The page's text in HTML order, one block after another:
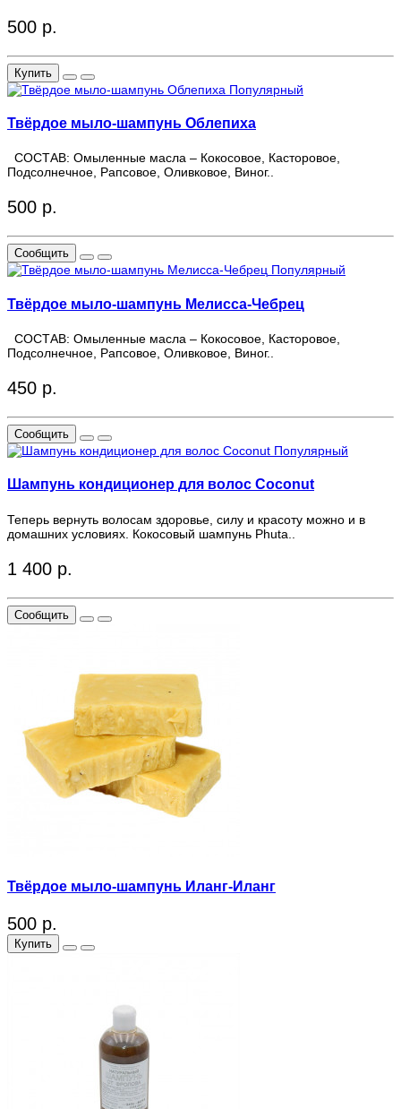
500 р.
Купить
Популярный
Твёрдое мыло-шампунь Облепиха
СОСТАВ: Омыленные масла – Кокосовое, Касторовое,
Подсолнечное, Рапсовое, Оливковое, Виног..
500 р.
Сообщить
Популярный
Твёрдое мыло-шампунь Мелисса-Чебрец
СОСТАВ: Омыленные масла – Кокосовое, Касторовое,
Подсолнечное, Рапсовое, Оливковое, Виног..
450 р.
Сообщить
Популярный
Шампунь кондиционер для волос Coconut
Теперь вернуть волосам здоровье, силу и красоту можно и в
домашних условиях. Кокосовый шампунь Phuta..
1 400 р.
Сообщить
Твёрдое мыло-шампунь Иланг-Иланг
500 р.
Купить